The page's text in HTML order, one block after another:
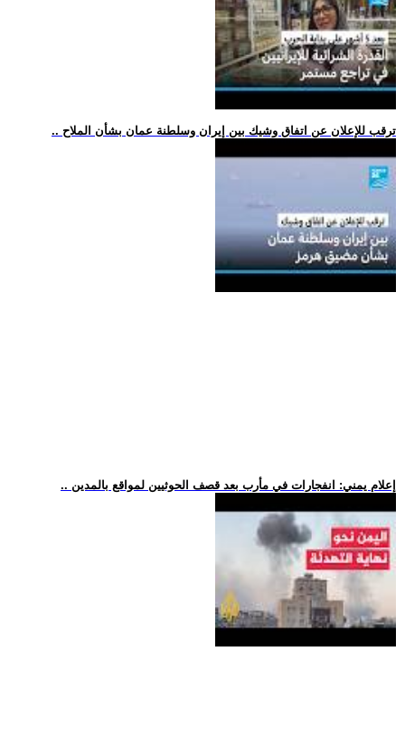
.. ترقب للإعلان عن اتفاق وشيك بين إيران وسلطنة عمان بشأن الملاح
.. إعلام يمني: انفجارات في مأرب بعد قصف الحوثيين لمواقع بالمدين